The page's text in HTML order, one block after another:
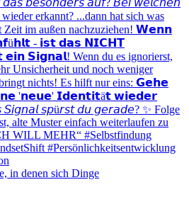
in denen sich Dinge